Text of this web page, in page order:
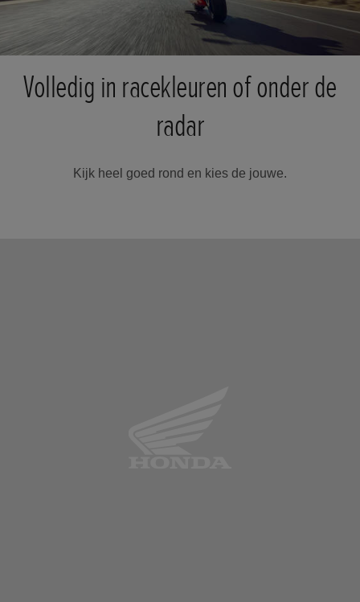
Volledig in racekleuren of onder de
radar
Kijk heel goed rond en kies de jouwe.